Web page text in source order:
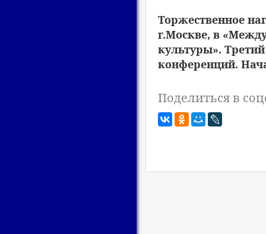
Торжественное
г.Москве, в
культуры».
конференций.
Поделиться в